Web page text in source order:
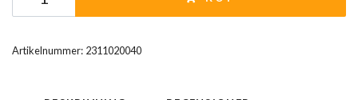
Artikelnummer: 2311020040